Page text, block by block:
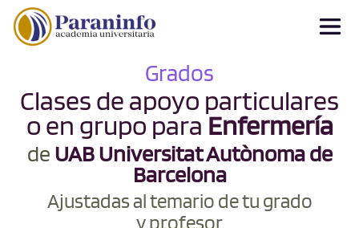
Grados
Clases de apoyo particulares
o en grupo paraEnfermería
de UAB Universitat Autònoma de
Barcelona
Ajustadas al temario de tu grado
y profesor